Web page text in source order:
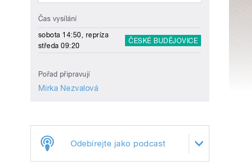
Čas vysílání
sobota 14:50, repríza
středa 09:20
ČESKÉ BUDĚJOVICE
Pořad připravují
Mirka Nezvalová
Odebírejte jako podcast